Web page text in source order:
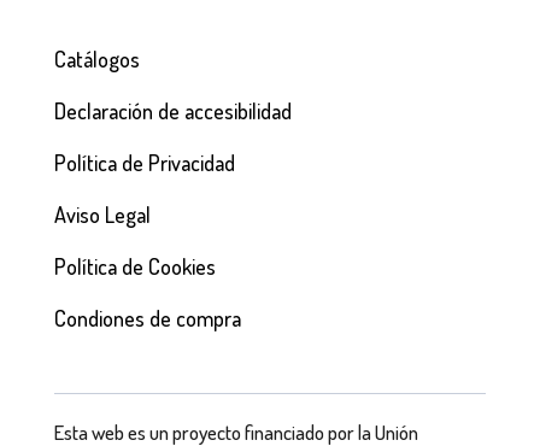
Catálogos
Declaración de accesibilidad
Política de Privacidad
Aviso Legal
Política de Cookies
Condiones de compra
Esta web es un proyecto financiado por la Unión